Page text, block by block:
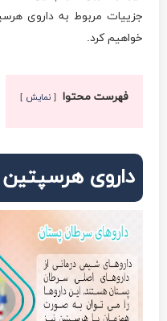
جزییات مربوط به داروی
خواهیم کرد.
فهرست محتوا نمایش
داروی